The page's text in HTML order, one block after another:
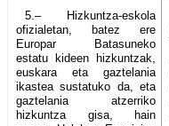
5.– Hizkuntza-eskola
ofizialetan, batez ere
Europar Batasuneko
estatu kideen hizkuntzak,
euskara eta gaztelania
ikastea sustatuko da, eta
gaztelania atzerriko
hizkuntza gisa, hain